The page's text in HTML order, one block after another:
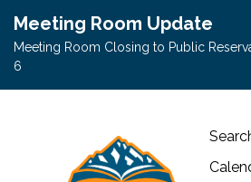
Meeting Room Update
Meeting Room Closing to Public
6